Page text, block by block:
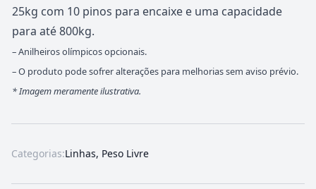
25kg com 10 pinos para encaixe e uma capacidade
para até 800kg.
– Anilheiros olímpicos opcionais.
– O produto pode sofrer alterações para melhorias sem aviso prévio.
*Imagem meramente ilustrativa.
Categorias:Linhas, Peso Livre